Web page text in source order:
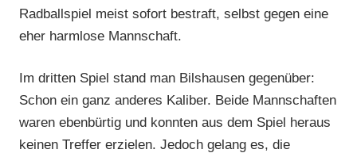
Radballspiel meist sofort bestraft, selbst gegen eine
eher harmlose Mannschaft.
Im dritten Spiel stand man Bilshausen gegenüber:
Schon ein ganz anderes Kaliber. Beide Mannschaften
waren ebenbürtig und konnten aus dem Spiel heraus
keinen Treffer erzielen. Jedoch gelang es, die